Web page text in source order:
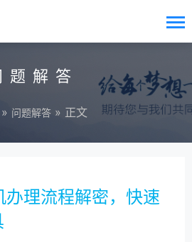
题解答
» 问题解答 » 正文
办理流程解密，快速